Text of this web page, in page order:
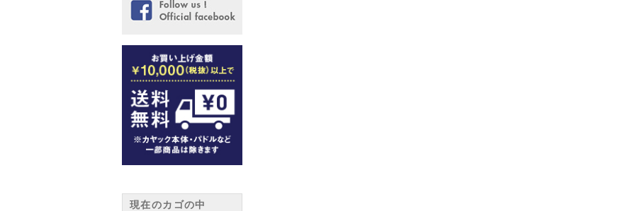
現在のカゴの中